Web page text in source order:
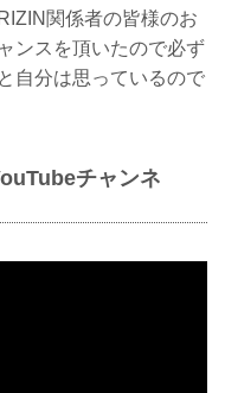
関係者の皆様のお
ンスを頂いたので必ず
自分は思っているので
チャンネ